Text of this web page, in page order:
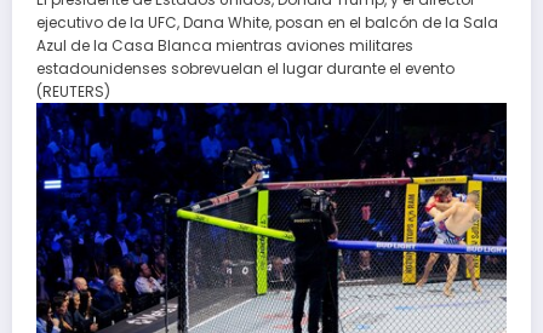
ejecutivo de la UFC, Dana White, posan en el balcón de la Sala
Azul de la Casa Blanca mientras aviones militares
estadounidenses sobrevuelan el lugar durante el evento
(REUTERS)